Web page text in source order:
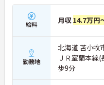
給料 月収 14.7万円
勤務地
北海道 苫小牧
ＪＲ室蘭本線
歩9分